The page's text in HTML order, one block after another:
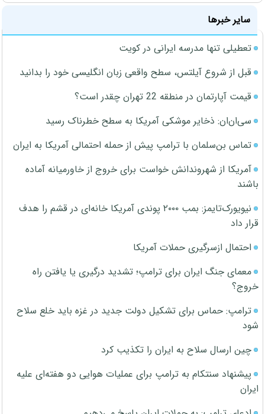
سایر خبرها
تعطیلی تنها مدرسه ایرانی در کویت
قبل از شروع آیلتس، سطح واقعی زبان انگلیسی خود را بدانید
قیمت آپارتمان در منطقه 22 تهران چقدر است؟
سی‌ان‌ان: ذخایر موشکی آمریکا به سطح خطرناک رسید
تماس بن‌سلمان با ترامپ پیش از حمله احتمالی آمریکا به ایران
آمریکا از شهروندانش خواست برای خروج از خاورمیانه آماده
باشند
نیویورک‌تایمز: بمب ۲۰۰۰ پوندی آمریکا خانه‌ای در قشم را هدف
قرار داد
احتمال ازسرگیری حملات آمریکا
معمای جنگ ایران برای ترامپ؛ تشدید درگیری یا یافتن راه
خروج؟
ترامپ: حماس برای تشکیل دولت جدید در غزه باید خلع سلاح
شود
چین ارسال سلاح به ایران را تکذیب کرد
پیشنهاد سنتکام به ترامپ برای عملیات هوایی دو هفته‌ای علیه
ایران